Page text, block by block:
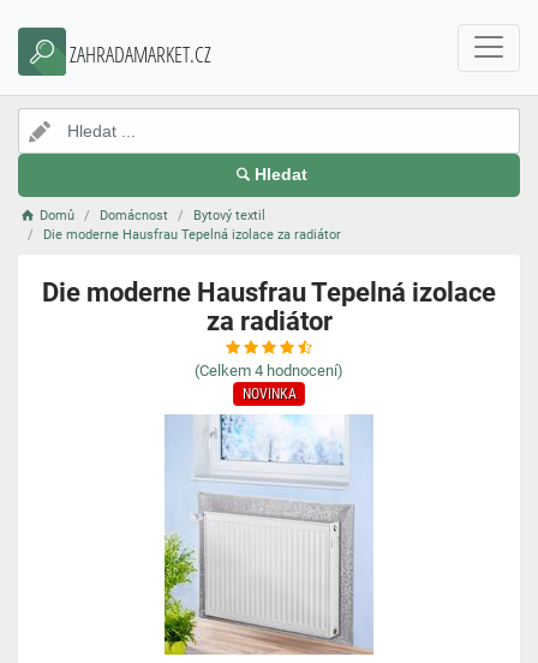
ZAHRADAMARKET.CZ
Hledat
Domů Domácnost
Bytový textil
Die moderne Hausfrau Tepelná izolace za radiátor
Die moderne Hausfrau Tepelná izolace
za radiátor
(Celkem 4 hodnocení)
NOVINKA